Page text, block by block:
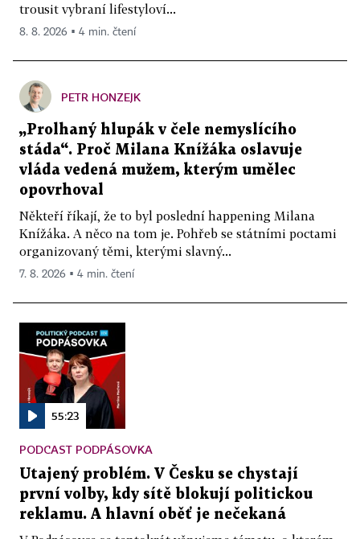
trousit vybraní lifestyloví...
8. 8. 2026 ▪ 4 min. čtení
PETR HONZEJK
„Prolhaný hlupák v čele nemyslícího
stáda“. Proč Milana Knížáka oslavuje
vláda vedená mužem, kterým umělec
opovrhoval
Někteří říkají, že to byl poslední happening Milana
Knížáka. A něco na tom je. Pohřeb se státními poctami
organizovaný těmi, kterými slavný...
7. 8. 2026 ▪ 4 min. čtení
55:23
PODCAST PODPÁSOVKA
Utajený problém. V Česku se chystají
první volby, kdy sítě blokují politickou
reklamu. A hlavní oběť je nečekaná